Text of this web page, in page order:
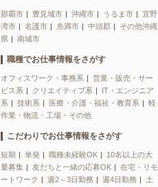
那覇市 豊見城市 沖縄市 うるま市
宜野
湾市
名護市 糸満市 中頭郡
その他沖縄
県
南城市
職種でお仕事情報をさがす
オフィスワーク・事務系
営業・販売・サー
ビス系
クリエイティブ系
IT・エンジニア
系
技術系 医療・介護・福祉・教育系
軽
作業・物流・工場・その他
こだわりでお仕事情報をさがす
短期 単発 職種未経験OK
10名以上の大
量募集
友だちと一緒の応募OK
在宅・リモ
ートワーク
週2～3日勤務 週4日勤務
土